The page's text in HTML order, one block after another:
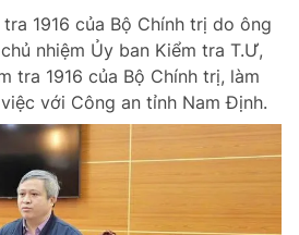
1916 của Bộ Chính trị do ông
nhiệm Ủy ban Kiểm tra T.Ư,
tra 1916 của Bộ Chính trị, làm
với Công an tỉnh Nam Định.